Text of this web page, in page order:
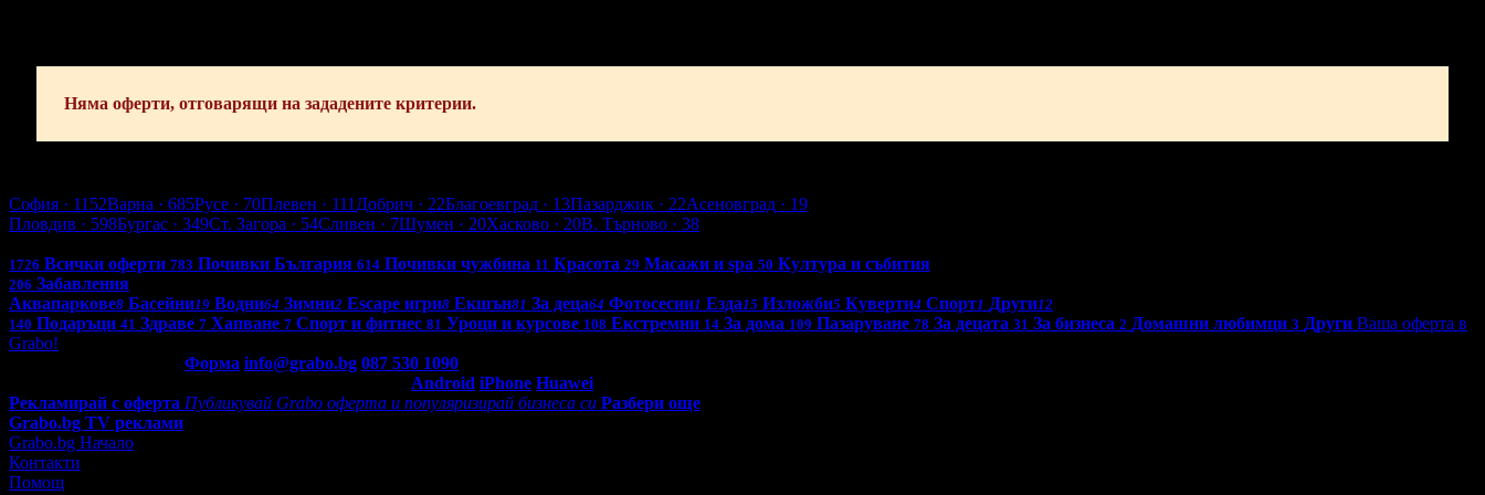
Няма оферти, отговарящи на зададените критерии.
София · 1152Варна · 685Русе · 70Плевен · 111 Добрич · 22Благоевград · 13Пазарджик · 22Асеновград · 19
Пловдив · 598Бургас · 349Ст. Загора · 54Сливен · 7Шумен · 20Хасково · 20В. Търново · 38
1726 Всички оферти 783 Почивки България 614 Почивки чужбина 11 Красота 29 Масажи и spa 50 Култура и събития
206 Забавления
Аквапаркове8 Басейни19 Водни64 Зимни2 Escape игри8 Екшън81 За деца64 Фотосесии1 Езда15 Изложби5 Куверти4 Спорт1 Други12
140 Подаръци 41 Здраве 7 Хапване 7 Спорт и фитнес 81 Уроци и курсове 108 Екстремни 14 За дома 109 Пазаруване 78 За децата 31 За бизнеса 2 Домашни любимци 3 Други Ваша оферта в
Grabo!
Форма info@grabo.bg 087 530 1090
Android iPhone Huawei
Рекламирай с оферта Публикувай Grabo оферта и популяризирай бизнеса си Разбери още
Grabo.bg TV реклами
Grabo.bg Начало
Контакти
Помощ